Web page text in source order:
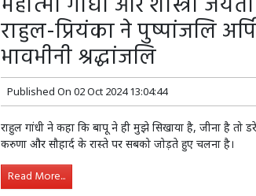
राहुल-प्रियंका ने पुष्पांजलि
भावभीनी श्रद्धांजलि
Published On 02 Oct 2024 13:04:44
राहुल गांधी ने कहा कि बापू ने ही मुझे सिखाया है, जीना है तो डरे
करुणा और सौहार्द के रास्ते पर सबको जोड़ते हुए चलना है।
Read More...